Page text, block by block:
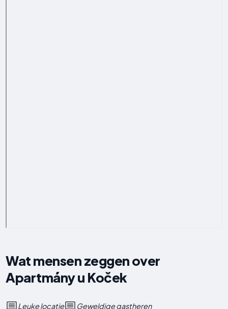
Wat mensen zeggen over
Apartmány u Koček
Leuke locatie Geweldige gastheren